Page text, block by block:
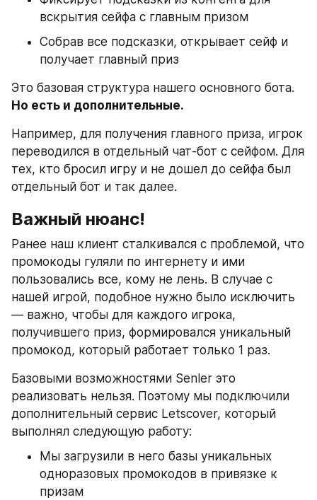
вскрытия сейфа с главным призом
Собрав все подсказки, открывает сейф и
получает главный приз
Но есть и дополнительные.
Например, для получения главного приза, игрок
переводился в отдельный чат-бот с сейфом. Для
тех, кто бросил игру и не дошел до сейфа был
отдельный бот и так далее.
Важный нюанс!
Ранее наш клиент сталкивался с проблемой, что
промокоды гуляли по интернету и ими
пользовались все, кому не лень. В случае с
нашей игрой, подобное нужно было исключить
— важно, чтобы для каждого игрока,
получившего приз, формировался уникальный
промокод, который работает только 1 раз.
Базовыми возможностями Senler это
реализовать нельзя. Поэтому мы подключили
дополнительный сервис Letscover, который
выполнял следующую работу:
Мы загрузили в него базы уникальных
одноразовых промокодов в привязке к
призам